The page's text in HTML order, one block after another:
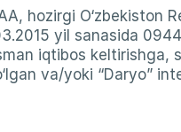
hozirgi O‘zbekiston
yil sanasida
iqtibos
va/yoki “Daryo”